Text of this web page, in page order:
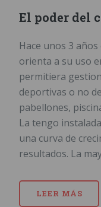
El poder del
Hace unos 3
orienta a su uso
permitiera
deportivas o no
pabellones,
La tengo
una curva de
resultados. La
LEER MÁS